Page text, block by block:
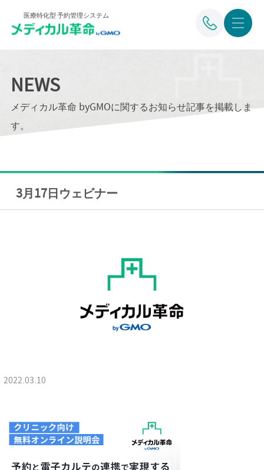
医療特化型 予約管理システム
NEWS
メディカル革命 byGMOに関するお知らせ記事を掲載しま
す。
3月17日ウェビナー
2022.03.10